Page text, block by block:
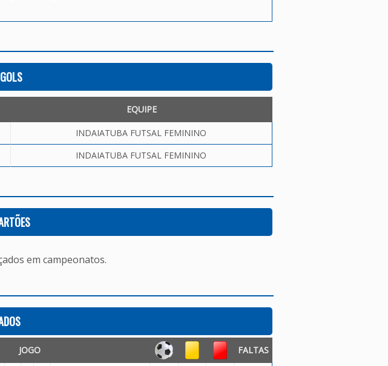
EQUIPE
INDAIATUBA FUTSAL FEMININO
INDAIATUBA FUTSAL FEMININO
em campeonatos.
JOGO FALTAS